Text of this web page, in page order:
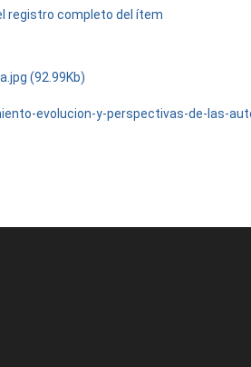
registro completo del ítem
(92.99Kb)
evolucion-y-perspectivas-de-las-